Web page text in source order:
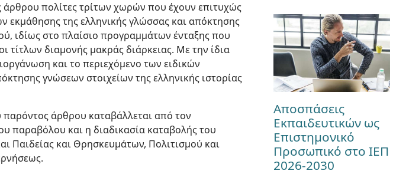
πολίτες τρίτων χωρών που έχουν επιτυχώς
της ελληνικής γλώσσας και απόκτησης
ιδίως στο πλαίσιο προγραμμάτων ένταξης που
τίτλων διαμονής μακράς διάρκειας. Με την ίδια
και το περιεχόμενο των ειδικών
γνώσεων στοιχείων της ελληνικής ιστορίας
παρόντος άρθρου καταβάλλεται από τον
παραβόλου και η διαδικασία καταβολής του
Παιδείας και Θρησκευμάτων, Πολιτισμού και
Αποσπάσεις
Εκπαιδευτικών ως
Επιστημονικό
Προσωπικό στο ΙΕΠ
2026-2030